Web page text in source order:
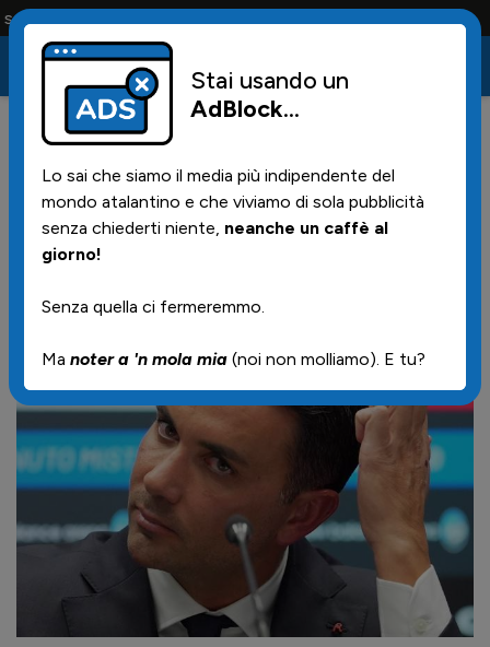
e solo i tifosi la portano tutta la vita
27/04/2026 | 21.24
Il Mister in conferenza stampa
postpartita
Stai usando un
AdBlock...
Lo sai che siamo il media più indipendente del
mondo atalantino e che viviamo di sola pubblicità
senza chiederti niente, neanche un caffè al
giorno!
Senza quella ci fermeremmo.
Ma noter a 'n mola mia (noi non molliamo). E tu?